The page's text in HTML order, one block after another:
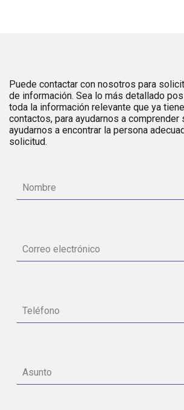
Puede contactar con nosotros para
de información. Sea lo más detallado
toda la información relevante que ya
contactos, para ayudarnos a comprender
ayudarnos a encontrar la persona
solicitud.